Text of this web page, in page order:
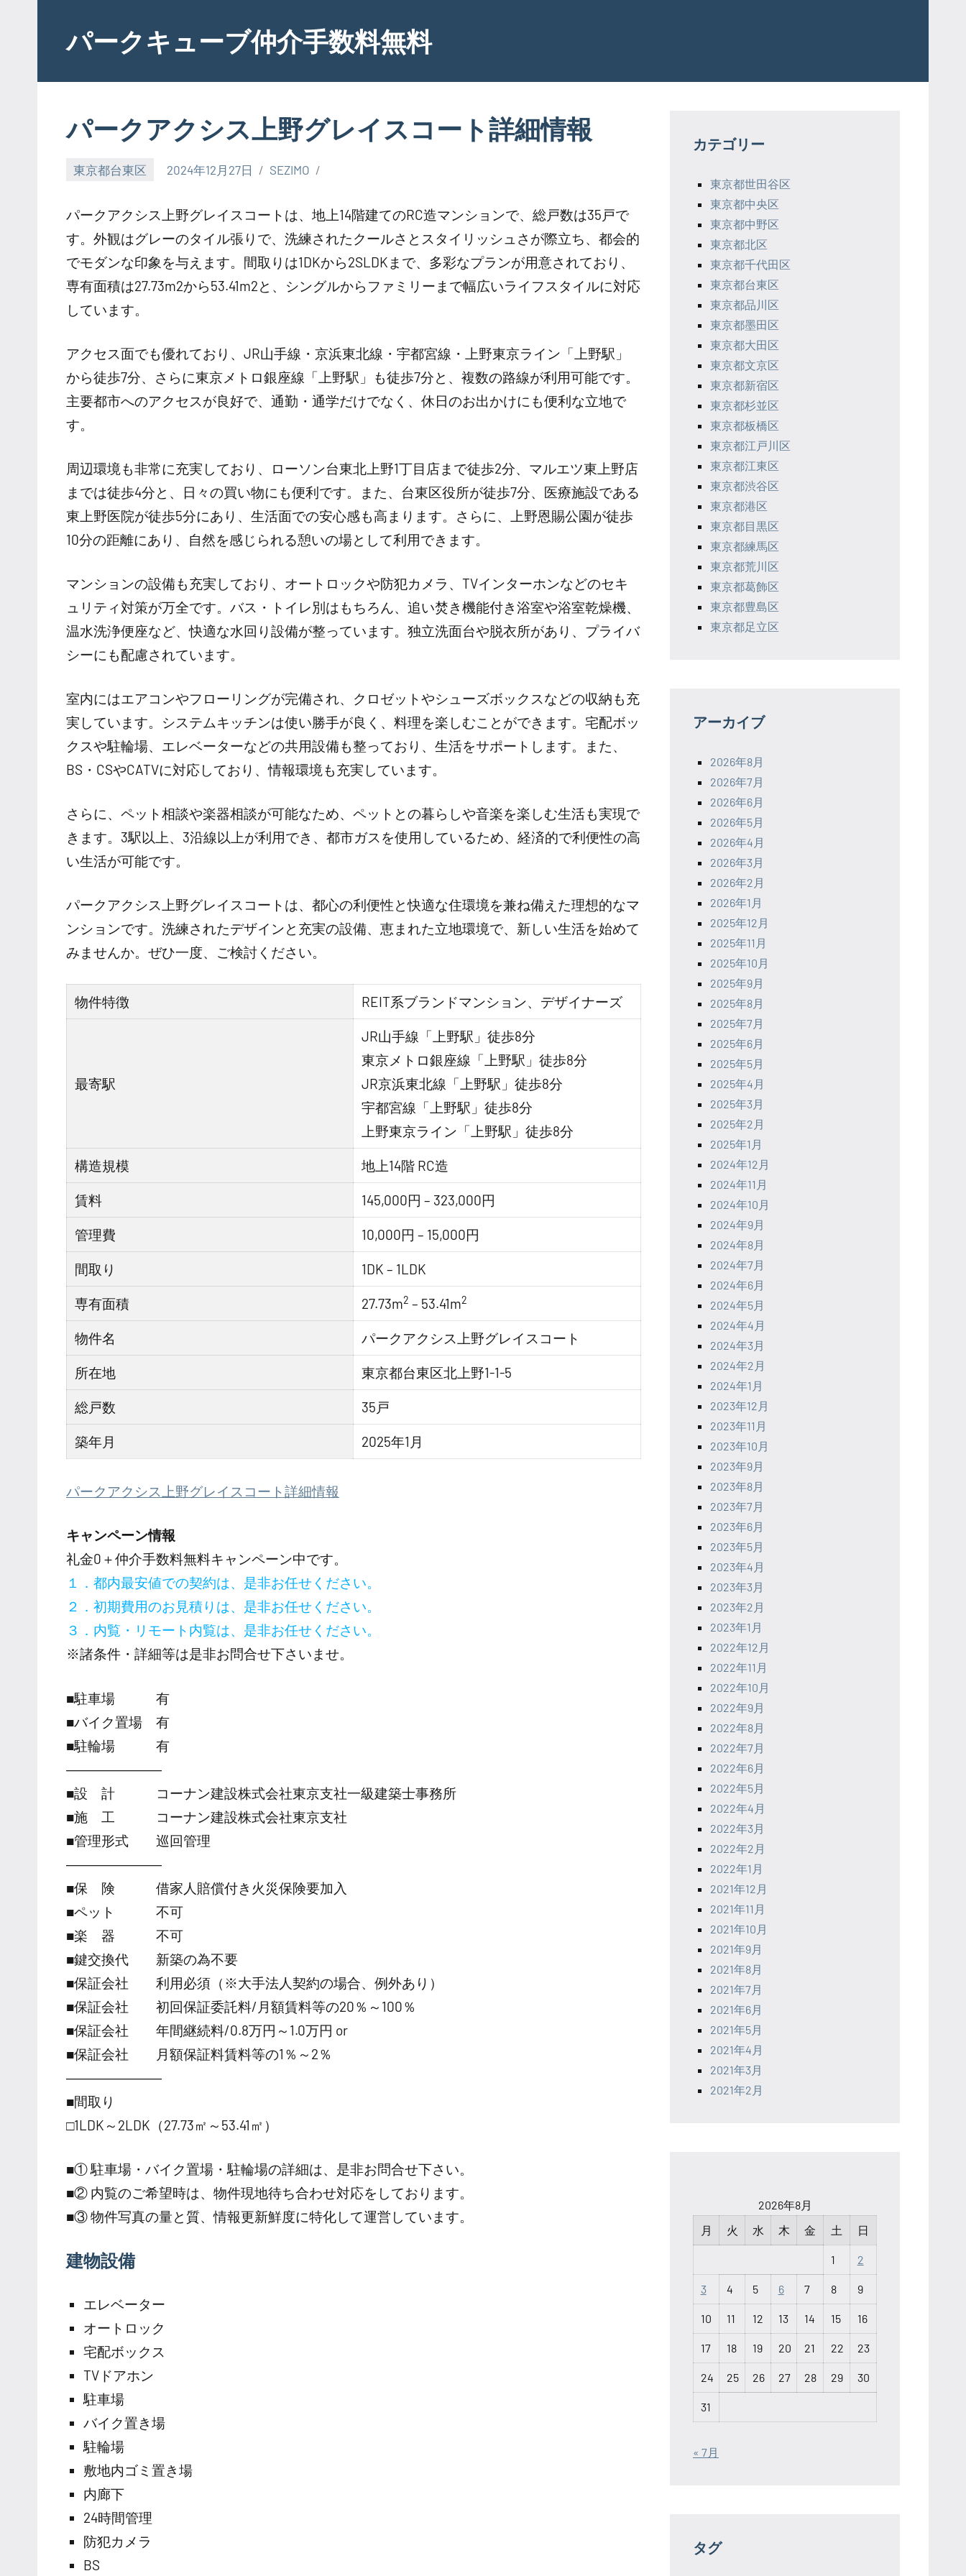
contentパークキューブ仲介手数料無料
パークアクシス上野グレイスコート詳細情報
東京都台東区 2024年12月27日 SEZIMO
パークアクシス上野グレイスコートは、地上14階建てのRC造マンションで、総戸数は35戸で
す。外観はグレーのタイル張りで、洗練されたクールさとスタイリッシュさが際立ち、都会的
でモダンな印象を与えます。間取りは1DKから2SLDKまで、多彩なプランが用意されており、
専有面積は27.73m2から53.41m2と、シングルからファミリーまで幅広いライフスタイルに対応
しています。
アクセス面でも優れており、JR山手線・京浜東北線・宇都宮線・上野東京ライン「上野駅」
から徒歩7分、さらに東京メトロ銀座線「上野駅」も徒歩7分と、複数の路線が利用可能です。
主要都市へのアクセスが良好で、通勤・通学だけでなく、休日のお出かけにも便利な立地で
す。
周辺環境も非常に充実しており、ローソン台東北上野1丁目店まで徒歩2分、マルエツ東上野店
までは徒歩4分と、日々の買い物にも便利です。また、台東区役所が徒歩7分、医療施設である
東上野医院が徒歩5分にあり、生活面での安心感も高まります。さらに、上野恩賜公園が徒歩
10分の距離にあり、自然を感じられる憩いの場として利用できます。
マンションの設備も充実しており、オートロックや防犯カメラ、TVインターホンなどのセキ
ュリティ対策が万全です。バス・トイレ別はもちろん、追い焚き機能付き浴室や浴室乾燥機、
温水洗浄便座など、快適な水回り設備が整っています。独立洗面台や脱衣所があり、プライバ
シーにも配慮されています。
室内にはエアコンやフローリングが完備され、クロゼットやシューズボックスなどの収納も充
実しています。システムキッチンは使い勝手が良く、料理を楽しむことができます。宅配ボッ
クスや駐輪場、エレベーターなどの共用設備も整っており、生活をサポートします。また、
BS・CSやCATVに対応しており、情報環境も充実しています。
さらに、ペット相談や楽器相談が可能なため、ペットとの暮らしや音楽を楽しむ生活も実現で
きます。3駅以上、3沿線以上が利用でき、都市ガスを使用しているため、経済的で利便性の高
い生活が可能です。
パークアクシス上野グレイスコートは、都心の利便性と快適な住環境を兼ね備えた理想的なマ
ンションです。洗練されたデザインと充実の設備、恵まれた立地環境で、新しい生活を始めて
みませんか。ぜひ一度、ご検討ください。
物件特徴 REIT系ブランドマンション、デザイナーズ
最寄駅
JR山手線「上野駅」徒歩8分
東京メトロ銀座線「上野駅」徒歩8分
JR京浜東北線「上野駅」徒歩8分
宇都宮線「上野駅」徒歩8分
上野東京ライン「上野駅」徒歩8分
構造規模 地上14階 RC造
賃料 145,000円 – 323,000円
管理費 10,000円 – 15,000円
間取り 1DK – 1LDK
専有面積 27.73m2 – 53.41m2
物件名 パークアクシス上野グレイスコート
所在地 東京都台東区北上野1-1-5
総戸数 35戸
築年月 2025年1月
パークアクシス上野グレイスコート詳細情報
キャンペーン情報
礼金0 ＋仲介手数料無料キャンペーン中です。
１．都内最安値での契約は、是非お任せください。
２．初期費用のお見積りは、是非お任せください。
３．内覧・リモート内覧は、是非お任せください。
※諸条件・詳細等は是非お問合せ下さいませ。
■駐車場 有
■バイク置場 有
■駐輪場 有
―――――――
■設 計 コーナン建設株式会社東京支社一級建築士事務所
■施 工 コーナン建設株式会社東京支社
■管理形式 巡回管理
―――――――
■保 険 借家人賠償付き火災保険要加入
■ペット 不可
■楽 器 不可
■鍵交換代 新築の為不要
■保証会社 利用必須（※大手法人契約の場合、例外あり）
■保証会社 初回保証委託料/月額賃料等の20％～100％
■保証会社 年間継続料/0.8万円～1.0万円 or
■保証会社 月額保証料賃料等の1％～2％
―――――――
■間取り
□1LDK～2LDK（27.73㎡～53.41㎡）
■① 駐車場・バイク置場・駐輪場の詳細は、是非お問合せ下さい。
■② 内覧のご希望時は、物件現地待ち合わせ対応をしております。
■③ 物件写真の量と質、情報更新鮮度に特化して運営しています。
建物設備
エレベーター
オートロック
宅配ボックス
TVドアホン
駐車場
バイク置き場
駐輪場
敷地内ゴミ置き場
内廊下
24時間管理
防犯カメラ
BS
カテゴリー
東京都世田谷区
東京都中央区
東京都中野区
東京都北区
東京都千代田区
東京都台東区
東京都品川区
東京都墨田区
東京都大田区
東京都文京区
東京都新宿区
東京都杉並区
東京都板橋区
東京都江戸川区
東京都江東区
東京都渋谷区
東京都港区
東京都目黒区
東京都練馬区
東京都荒川区
東京都葛飾区
東京都豊島区
東京都足立区
アーカイブ
2026年8月
2026年7月
2026年6月
2026年5月
2026年4月
2026年3月
2026年2月
2026年1月
2025年12月
2025年11月
2025年10月
2025年9月
2025年8月
2025年7月
2025年6月
2025年5月
2025年4月
2025年3月
2025年2月
2025年1月
2024年12月
2024年11月
2024年10月
2024年9月
2024年8月
2024年7月
2024年6月
2024年5月
2024年4月
2024年3月
2024年2月
2024年1月
2023年12月
2023年11月
2023年10月
2023年9月
2023年8月
2023年7月
2023年6月
2023年5月
2023年4月
2023年3月
2023年2月
2023年1月
2022年12月
2022年11月
2022年10月
2022年9月
2022年8月
2022年7月
2022年6月
2022年5月
2022年4月
2022年3月
2022年2月
2022年1月
2021年12月
2021年11月
2021年10月
2021年9月
2021年8月
2021年7月
2021年6月
2021年5月
2021年4月
2021年3月
2021年2月
2026年8月
月
火 水 木 金 土 日
1 2
3 4 5 6 7 8 9
10 11 12 13 14 15 16
17 18 19 20 21 22 23
24 25 26 27 28 29 30
31
« 7月
タグ